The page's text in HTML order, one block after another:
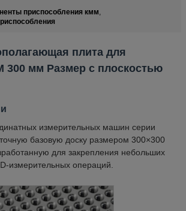
приспособления кмм,
плита для
300 мм Размер с плоскостью
измерительных машин серии
базовую доску размером 300×300
для закрепления небольших
измерительных операций.